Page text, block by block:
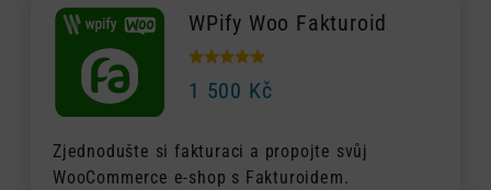
WPify Woo Fakturoid
1 500 Kč
Zjednodušte si fakturaci a propojte svůj
WooCommerce e-shop s Fakturoidem.